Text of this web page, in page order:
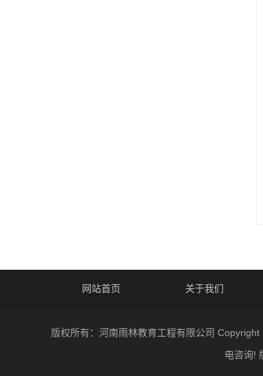
网站首页 关于我们
版权所有：河南雨林教育工程有限公司
电咨询!